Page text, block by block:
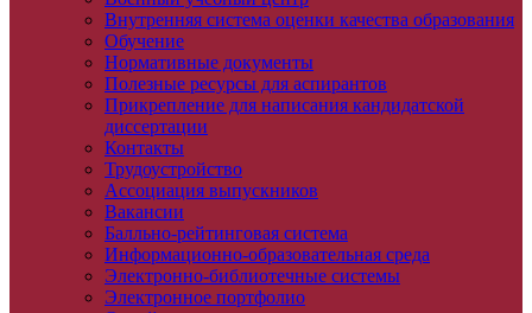
Внутренняя система оценки качества образования
Обучение
Нормативные документы
Полезные ресурсы для аспирантов
Прикрепление для написания кандидатской
диссертации
Контакты
Трудоустройство
Ассоциация выпускников
Вакансии
Балльно-рейтинговая система
Информационно-образовательная среда
Электронно-библиотечные системы
Электронное портфолио